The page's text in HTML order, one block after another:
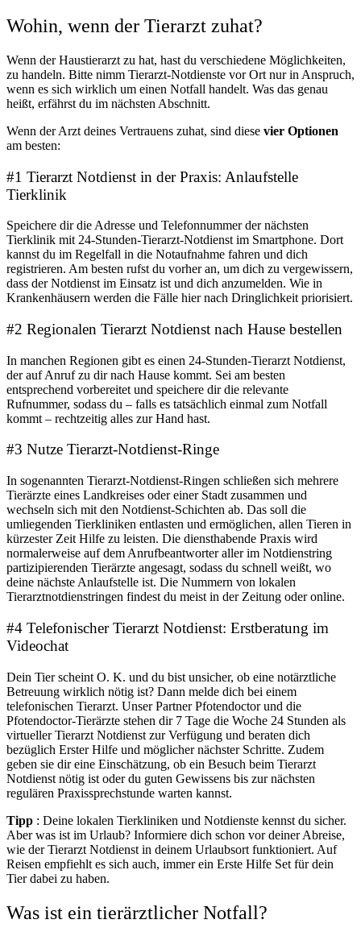
Wohin, wenn der Tierarzt zuhat?
Wenn der Haustierarzt zu hat, hast du verschiedene Möglichkeiten,
zu handeln. Bitte nimm Tierarzt-Notdienste vor Ort nur in Anspruch,
wenn es sich wirklich um einen Notfall handelt. Was das genau
heißt, erfährst du im nächsten Abschnitt.
Wenn der Arzt deines Vertrauens zuhat, sind diese vier Optionen
am besten:
#1 Tierarzt Notdienst in der Praxis: Anlaufstelle
Tierklinik
Speichere dir die Adresse und Telefonnummer der nächsten
Tierklinik mit 24-Stunden-Tierarzt-Notdienst im Smartphone. Dort
kannst du im Regelfall in die Notaufnahme fahren und dich
registrieren. Am besten rufst du vorher an, um dich zu vergewissern,
dass der Notdienst im Einsatz ist und dich anzumelden. Wie in
Krankenhäusern werden die Fälle hier nach Dringlichkeit priorisiert.
#2 Regionalen Tierarzt Notdienst nach Hause bestellen
In manchen Regionen gibt es einen 24-Stunden-Tierarzt Notdienst,
der auf Anruf zu dir nach Hause kommt. Sei am besten
entsprechend vorbereitet und speichere dir die relevante
Rufnummer, sodass du – falls es tatsächlich einmal zum Notfall
kommt – rechtzeitig alles zur Hand hast.
#3 Nutze Tierarzt-Notdienst-Ringe
In sogenannten Tierarzt-Notdienst-Ringen schließen sich mehrere
Tierärzte eines Landkreises oder einer Stadt zusammen und
wechseln sich mit den Notdienst-Schichten ab. Das soll die
umliegenden Tierkliniken entlasten und ermöglichen, allen Tieren in
kürzester Zeit Hilfe zu leisten. Die diensthabende Praxis wird
normalerweise auf dem Anrufbeantworter aller im Notdienstring
partizipierenden Tierärzte angesagt, sodass du schnell weißt, wo
deine nächste Anlaufstelle ist. Die Nummern von lokalen
Tierarztnotdienstringen findest du meist in der Zeitung oder online.
#4 Telefonischer Tierarzt Notdienst: Erstberatung im
Videochat
Dein Tier scheint O. K. und du bist unsicher, ob eine notärztliche
Betreuung wirklich nötig ist? Dann melde dich bei einem
telefonischen Tierarzt. Unser Partner Pfotendoctor und die
Pfotendoctor-Tierärzte stehen dir 7 Tage die Woche 24 Stunden als
virtueller Tierarzt Notdienst zur Verfügung und beraten dich
bezüglich Erster Hilfe und möglicher nächster Schritte. Zudem
geben sie dir eine Einschätzung, ob ein Besuch beim Tierarzt
Notdienst nötig ist oder du guten Gewissens bis zur nächsten
regulären Praxissprechstunde warten kannst.
Tipp : Deine lokalen Tierkliniken und Notdienste kennst du sicher.
Aber was ist im Urlaub? Informiere dich schon vor deiner Abreise,
wie der Tierarzt Notdienst in deinem Urlaubsort funktioniert. Auf
Reisen empfiehlt es sich auch, immer ein Erste Hilfe Set für dein
Tier dabei zu haben.
Was ist ein tierärztlicher Notfall?